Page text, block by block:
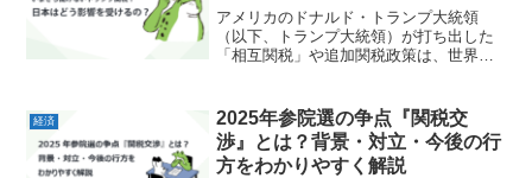
アメリカのドナルド・トランプ大統領
（以下、トランプ大統領）が打ち出した
「相互関税」や追加関税政策は、世界経
式市場が、日々大きく変動しているので
す。そもそも「相互関税」と...
経済
2025年参院選の争点『関税交
渉』とは？背景・対立・今後の行
方をわかりやすく解説